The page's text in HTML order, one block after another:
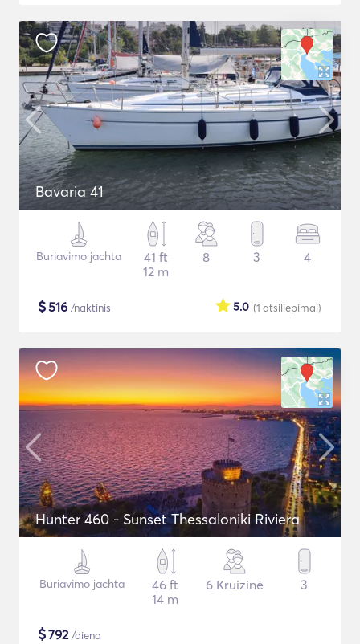
Bavaria 41
Buriavimo jachta
41 ft
12 m
8 3 4
$516 /naktinis (1 atsiliepimai)
5.0
Hunter 460 - Sunset Thessaloniki Riviera
Buriavimo jachta
46 ft
14 m
6 Kruizinė 3
$792/diena